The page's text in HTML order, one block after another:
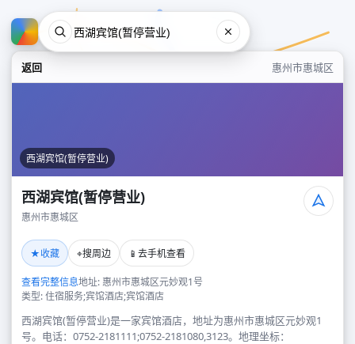
返回 惠州市惠城区
西湖宾馆(暂停营业)
西湖宾馆(暂停营业)
惠州市惠城区
★收藏 ⌖搜周边 📱 去手机查看
查看完整信息地址: 惠州市惠城区元妙观1号
类型: 住宿服务;宾馆酒店;宾馆酒店
西湖宾馆(暂停营业)是一家宾馆酒店，地址为惠州市惠城区元妙观1
号。电话：0752-2181111;0752-2181080,3123。地理坐标：